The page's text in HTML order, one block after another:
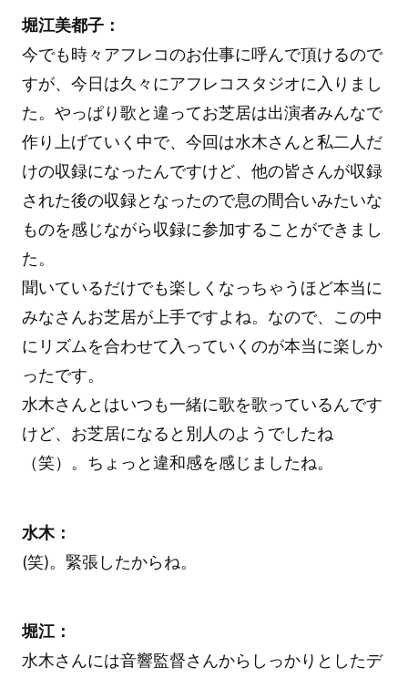
堀江美都子：
今でも時々アフレコのお仕事に呼んで頂けるので
すが、今日は久々にアフレコスタジオに入りまし
た。やっぱり歌と違ってお芝居は出演者みんなで
作り上げていく中で、今回は水木さんと私二人だ
けの収録になったんですけど、他の皆さんが収録
された後の収録となったので息の間合いみたいな
ものを感じながら収録に参加することができまし
た。
聞いているだけでも楽しくなっちゃうほど本当に
みなさんお芝居が上手ですよね。なので、この中
にリズムを合わせて入っていくのが本当に楽しか
ったです。
水木さんとはいつも一緒に歌を歌っているんです
けど、お芝居になると別人のようでしたね
（笑）。ちょっと違和感を感じましたね。
水木：
(笑)。緊張したからね。
堀江：
水木さんには音響監督さんからしっかりとしたデ